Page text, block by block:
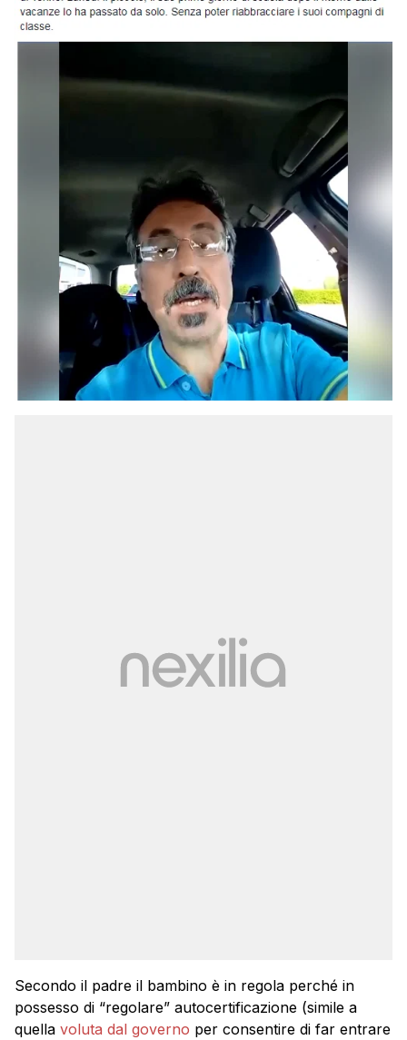
Secondo il padre il bambino è in regola perché in
possesso di “regolare” autocertificazione (simile a
quella voluta dal governo per consentire di far entrare